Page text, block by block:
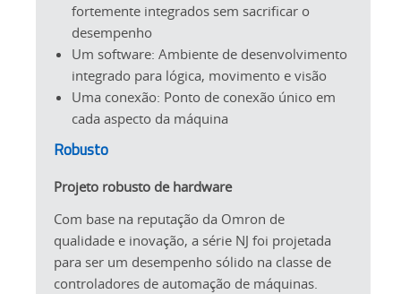
fortemente integrados sem sacrificar o
desempenho
Um software: Ambiente de desenvolvimento
integrado para lógica, movimento e visão
Uma conexão: Ponto de conexão único em
cada aspecto da máquina
Robusto
Projeto robusto de hardware
Com base na reputação da Omron de
qualidade e inovação, a série NJ foi projetada
para ser um desempenho sólido na classe de
controladores de automação de máquinas.